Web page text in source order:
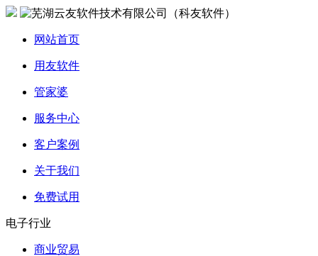
网站首页
用友软件
管家婆
服务中心
客户案例
关于我们
免费试用
电子行业
商业贸易